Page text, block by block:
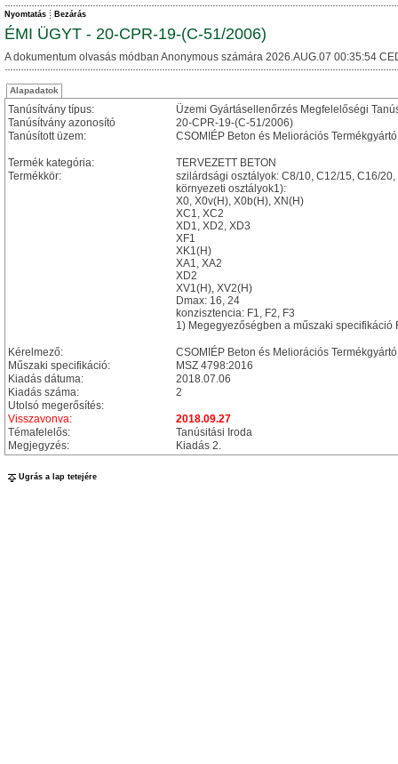
Nyomtatás Bezárás
ÉMI ÜGYT - 20-CPR-19-(C-51/2006)
A dokumentum olvasás módban Anonymous számára 2026.AUG.07 00:35:54
Alapadatok
Tanúsítvány típus:
Üzemi Gyártásellenőrzés Megfelelőségi
Tanúsítvány azonosító
20-CPR-19-(C-51/2006)
Tanúsított üzem:
CSOMIÉP Beton és Meliorációs
Termék kategória:
TERVEZETT BETON
Termékkör:
szilárdsági osztályok: C8/10, C12/15, C16/
környezeti osztályok1):
X0, X0v(H), X0b(H), XN(H)
XC1, XC2
XD1, XD2, XD3
XF1
XK1(H)
XA1, XA2
XD2
XV1(H), XV2(H)
Dmax: 16, 24
konzisztencia: F1, F2, F3
1) Megegyezőségben a műszaki specifikáció
Kérelmező:
CSOMIÉP Beton és Meliorációs Termékgyártó
Műszaki specifikáció:
MSZ 4798:2016
Kiadás dátuma:
2018.07.06
Kiadás száma:
2
Utolsó megerősítés:
Visszavonva:
2018.09.27
Témafelelős:
Tanúsitási Iroda
Megjegyzés:
Kiadás 2.
Ugrás a lap tetejére